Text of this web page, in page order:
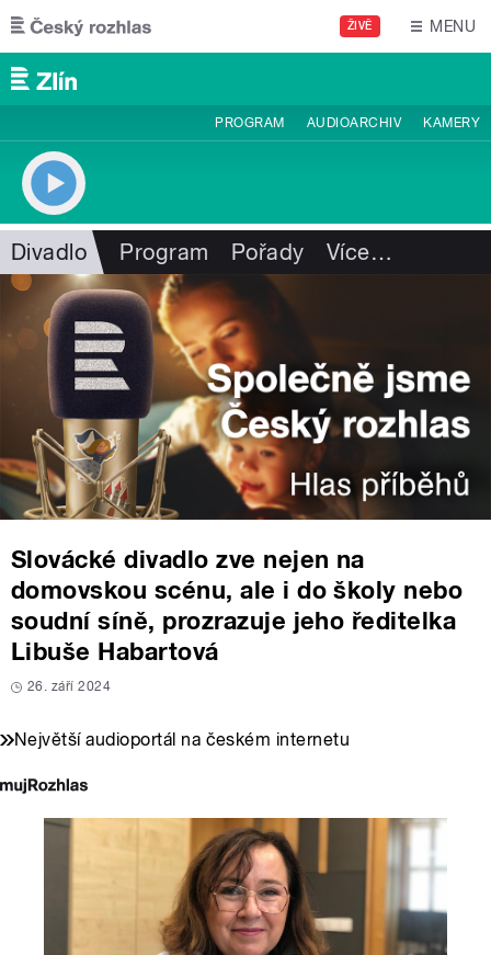
Přejít k hlavnímu obsahu
ŽIVĚ MENU
PROGRAM AUDIOARCHIV KAMERY
Divadlo Program Pořady Více…
Slovácké divadlo zve nejen na
domovskou scénu, ale i do školy nebo
soudní síně, prozrazuje jeho ředitelka
Libuše Habartová
26. září 2024
Největší audioportál na českém internetu